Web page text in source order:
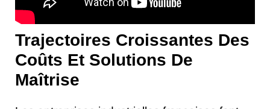
Trajectoires Croissantes Des
Coûts Et Solutions De
Maîtrise